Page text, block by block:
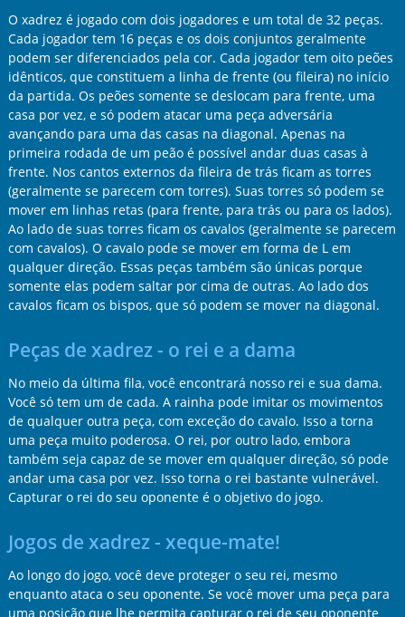
O xadrez é jogado com dois jogadores e um total de 32 peças.
Cada jogador tem 16 peças e os dois conjuntos geralmente
podem ser diferenciados pela cor. Cada jogador tem oito peões
idênticos, que constituem a linha de frente (ou fileira) no início
da partida. Os peões somente se deslocam para frente, uma
casa por vez, e só podem atacar uma peça adversária
avançando para uma das casas na diagonal. Apenas na
primeira rodada de um peão é possível andar duas casas à
frente. Nos cantos externos da fileira de trás ficam as torres
(geralmente se parecem com torres). Suas torres só podem se
mover em linhas retas (para frente, para trás ou para os lados).
Ao lado de suas torres ficam os cavalos (geralmente se parecem
com cavalos). O cavalo pode se mover em forma de L em
qualquer direção. Essas peças também são únicas porque
somente elas podem saltar por cima de outras. Ao lado dos
cavalos ficam os bispos, que só podem se mover na diagonal.
Peças de xadrez - o rei e a dama
No meio da última fila, você encontrará nosso rei e sua dama.
Você só tem um de cada. A rainha pode imitar os movimentos
de qualquer outra peça, com exceção do cavalo. Isso a torna
uma peça muito poderosa. O rei, por outro lado, embora
também seja capaz de se mover em qualquer direção, só pode
andar uma casa por vez. Isso torna o rei bastante vulnerável.
Capturar o rei do seu oponente é o objetivo do jogo.
Jogos de xadrez - xeque-mate!
Ao longo do jogo, você deve proteger o seu rei, mesmo
enquanto ataca o seu oponente. Se você mover uma peça para
uma posição que lhe permita capturar o rei de seu oponente